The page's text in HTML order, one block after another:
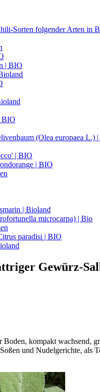
Sorten folgender Arten in
| BIO
BIO
(Olea europaea L.)
| BIO
| BIO
| Bioland
microcarpa) | Bio
paradisi | BIO
Gewürz-
Boden, kompakt wachsend,
und Nudelgerichte, als